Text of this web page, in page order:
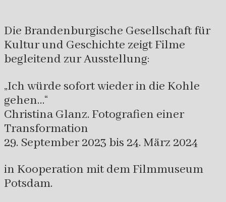
Die Brandenburgische Gesellschaft für
Kultur und Geschichte zeigt Filme
begleitend zur Ausstellung:
„Ich würde sofort wieder in die Kohle
gehen…“
Christina Glanz. Fotografien einer
Transformation
29. September 2023 bis 24. März 2024
in Kooperation mit dem Filmmuseum
Potsdam.